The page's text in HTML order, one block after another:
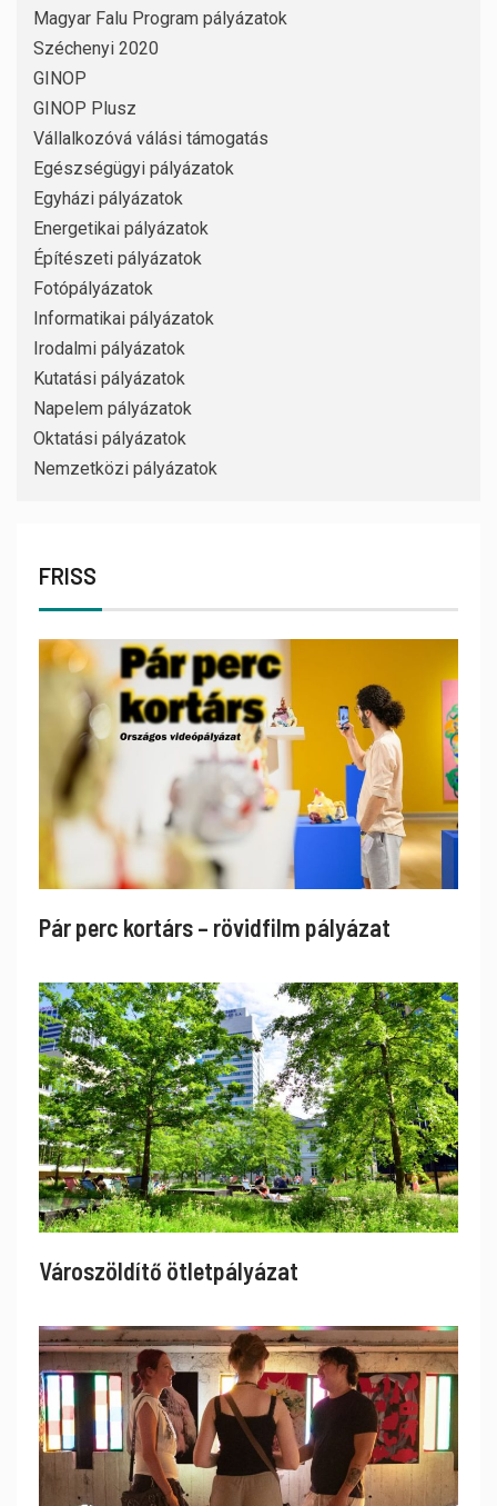
Magyar Falu Program pályázatok
Széchenyi 2020
GINOP
GINOP Plusz
Vállalkozóvá válási támogatás
Egészségügyi pályázatok
Egyházi pályázatok
Energetikai pályázatok
Építészeti pályázatok
Fotópályázatok
Informatikai pályázatok
Irodalmi pályázatok
Kutatási pályázatok
Napelem pályázatok
Oktatási pályázatok
Nemzetközi pályázatok
FRISS
Pár perc kortárs – rövidfilm pályázat
Városzöldítő ötletpályázat